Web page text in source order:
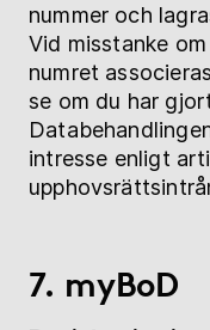
nummer och
Vid misstanke
numret
se om du har
intresse enligt
7. myBoD